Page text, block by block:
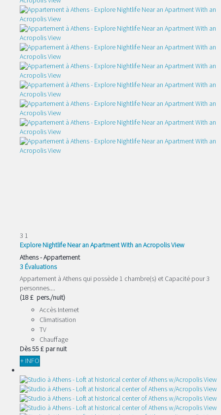
3 1
Explore Nightlife Near an Apartment With an Acropolis View
Athens -Appartement
3 Évaluations
Appartement à Athens qui possède 1 chambre(s) et Capacité pour 3
personnes....
(18 £ pers./nuit)
Accès Internet
Climatisation
TV
Chauffage
Dès55 £ par nuit
+ INFO